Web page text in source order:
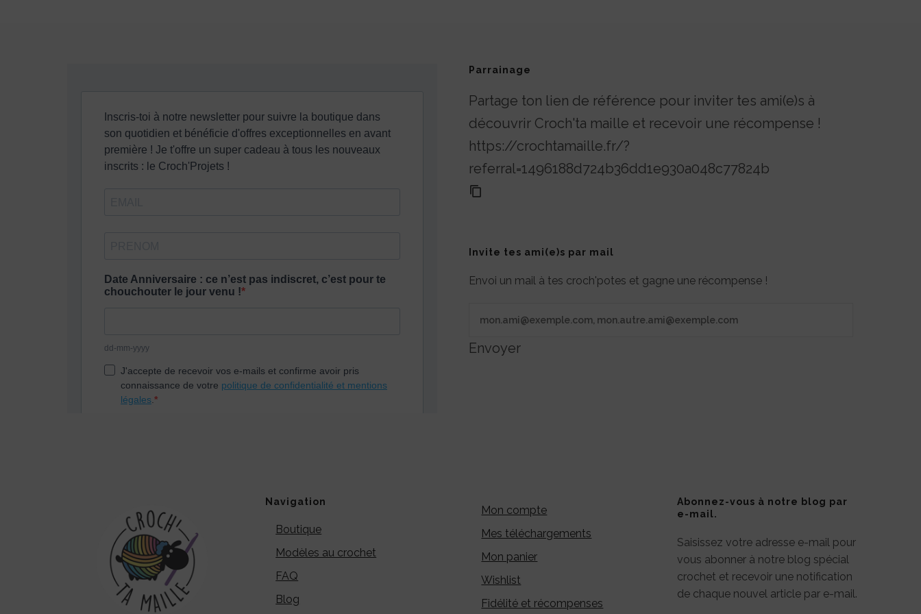
Parrainage
Partage ton lien de référence pour inviter tes ami(e)s à
découvrir Croch'ta maille et recevoir une récompense !
https://crochtamaille.fr/?
referral=1496188d724b36dd1e930a048c77824b
Invite tes ami(e)s par mail
Envoi un mail à tes croch'potes et gagne une récompense !
Envoyer
Navigation
Boutique
Modèles au crochet
FAQ
Blog
Mon compte
Mes téléchargements
Mon panier
Wishlist
Fidélité et récompenses
Abonnez-vous à notre blog par
e-mail.
Saisissez votre adresse e-mail pour
vous abonner à notre blog spécial
crochet et recevoir une notification
de chaque nouvel article par e-mail.